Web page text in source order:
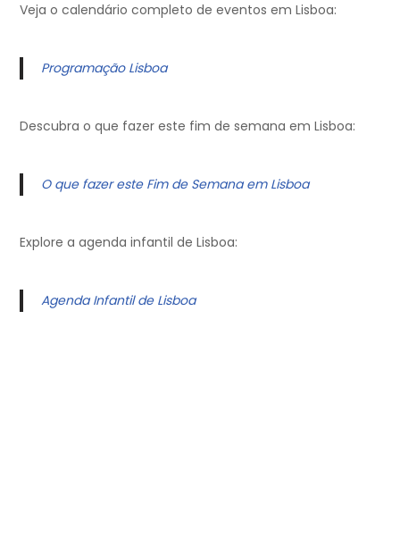
Veja o calendário completo de eventos em Lisboa:
Programação Lisboa
Descubra o que fazer este fim de semana em Lisboa:
O que fazer este Fim de Semana em Lisboa
Explore a agenda infantil de Lisboa:
Agenda Infantil de Lisboa